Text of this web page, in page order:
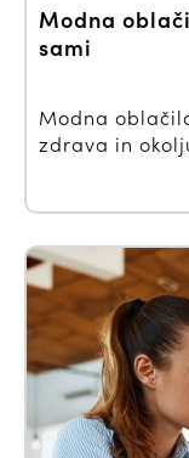
Modna
sami
Modna
zdrava in